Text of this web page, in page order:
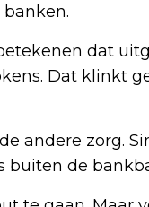
dat
Dat klinkt
andere zorg.
buiten de